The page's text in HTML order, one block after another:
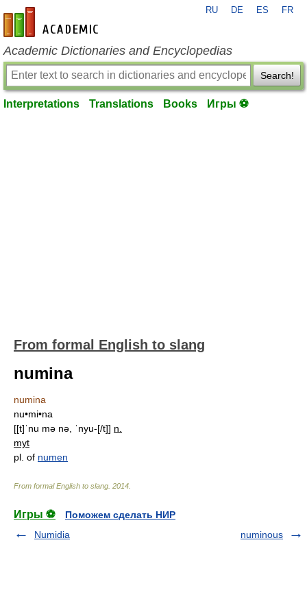
en-academic.com
RU DE ES FR
Academic Dictionaries and Encyclopedias
Search!
Interpretations Translations Books Игры ⚽
From formal English to slang
numina
numina
nu•mi•na
[[t]ˈnu mə nə, ˈnyu-[/t]] n.
myt
pl. of numen
From formal English to slang 2014
Игры ⚽
Поможем сделать НИР
Numidia
numinous